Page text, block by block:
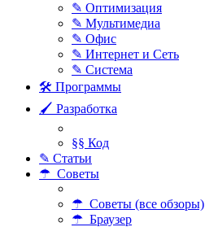
✎ Оптимизация
✎ Мультимедиа
✎ Офис
✎ Интернет и Сеть
✎ Система
🛠 Программы
🖌 Разработка
§§ Код
✎ Статьи
☂ Советы
☂ Советы (все обзоры)
☂ Браузер